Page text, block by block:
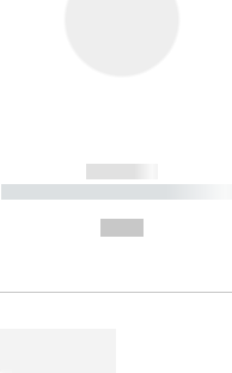
------------
----------- ----------- ----------- ----